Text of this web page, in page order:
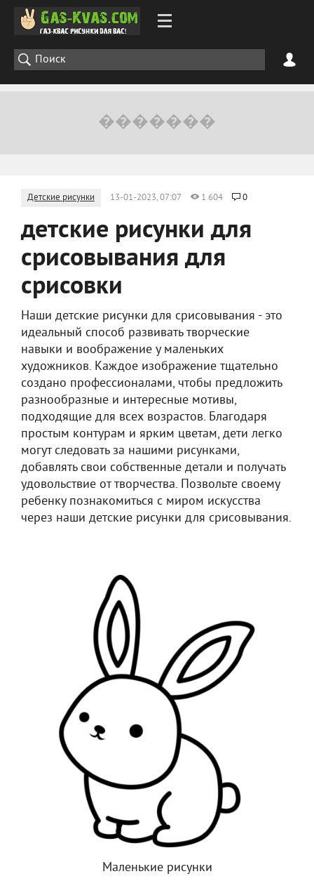
Детские рисунки 13-01-2023, 07:07 1 604 0
детские рисунки для
срисовывания для
срисовки
Наши детские рисунки для срисовывания - это
идеальный способ развивать творческие
навыки и воображение у маленьких
художников. Каждое изображение тщательно
создано профессионалами, чтобы предложить
разнообразные и интересные мотивы,
подходящие для всех возрастов. Благодаря
простым контурам и ярким цветам, дети легко
могут следовать за нашими рисунками,
добавлять свои собственные детали и получать
удовольствие от творчества. Позвольте своему
ребенку познакомиться с миром искусства
через наши детские рисунки для срисовывания.
Маленькие рисунки